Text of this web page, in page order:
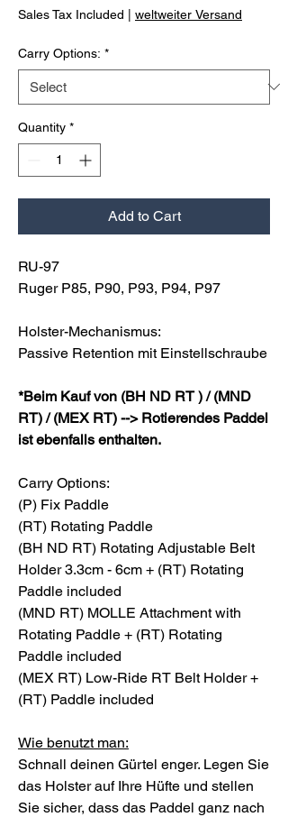
Sales Tax Included weltweiter Versand
Carry Options: *
Quantity *
Add to Cart
RU-97
Ruger P85, P90, P93, P94, P97
Holster-Mechanismus:
Passive Retention mit Einstellschraube
*Beim Kauf von (BH ND RT ) / (MND
RT) / (MEX RT) --> Rotierendes Paddel
ist ebenfalls enthalten.
Carry Options:
(P) Fix Paddle
(RT) Rotating Paddle
(BH ND RT) Rotating Adjustable Belt
Holder 3.3cm - 6cm + (RT) Rotating
Paddle included
(MND RT) MOLLE Attachment with
Rotating Paddle + (RT) Rotating
Paddle included
(MEX RT) Low-Ride RT Belt Holder +
(RT) Paddle included
Wie benutzt man:
Schnall deinen Gürtel enger. Legen Sie
das Holster auf Ihre Hüfte und stellen
Sie sicher, dass das Paddel ganz nach